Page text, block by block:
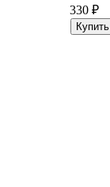
330 ₽
Купить